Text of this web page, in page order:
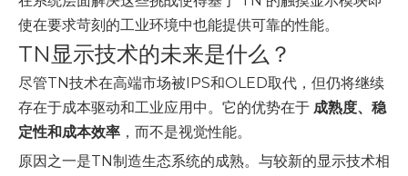
使在要求苛刻的工业环境中也能提供可靠的性能。
TN显示技术的未来是什么？
尽管TN技术在高端市场被IPS和OLED取代，但仍将继续
存在于成本驱动和工业应用中。它的优势在于 成熟度、稳
定性和成本效率 ，而不是视觉性能。
原因之一是TN制造生态系统的成熟。与较新的显示技术相